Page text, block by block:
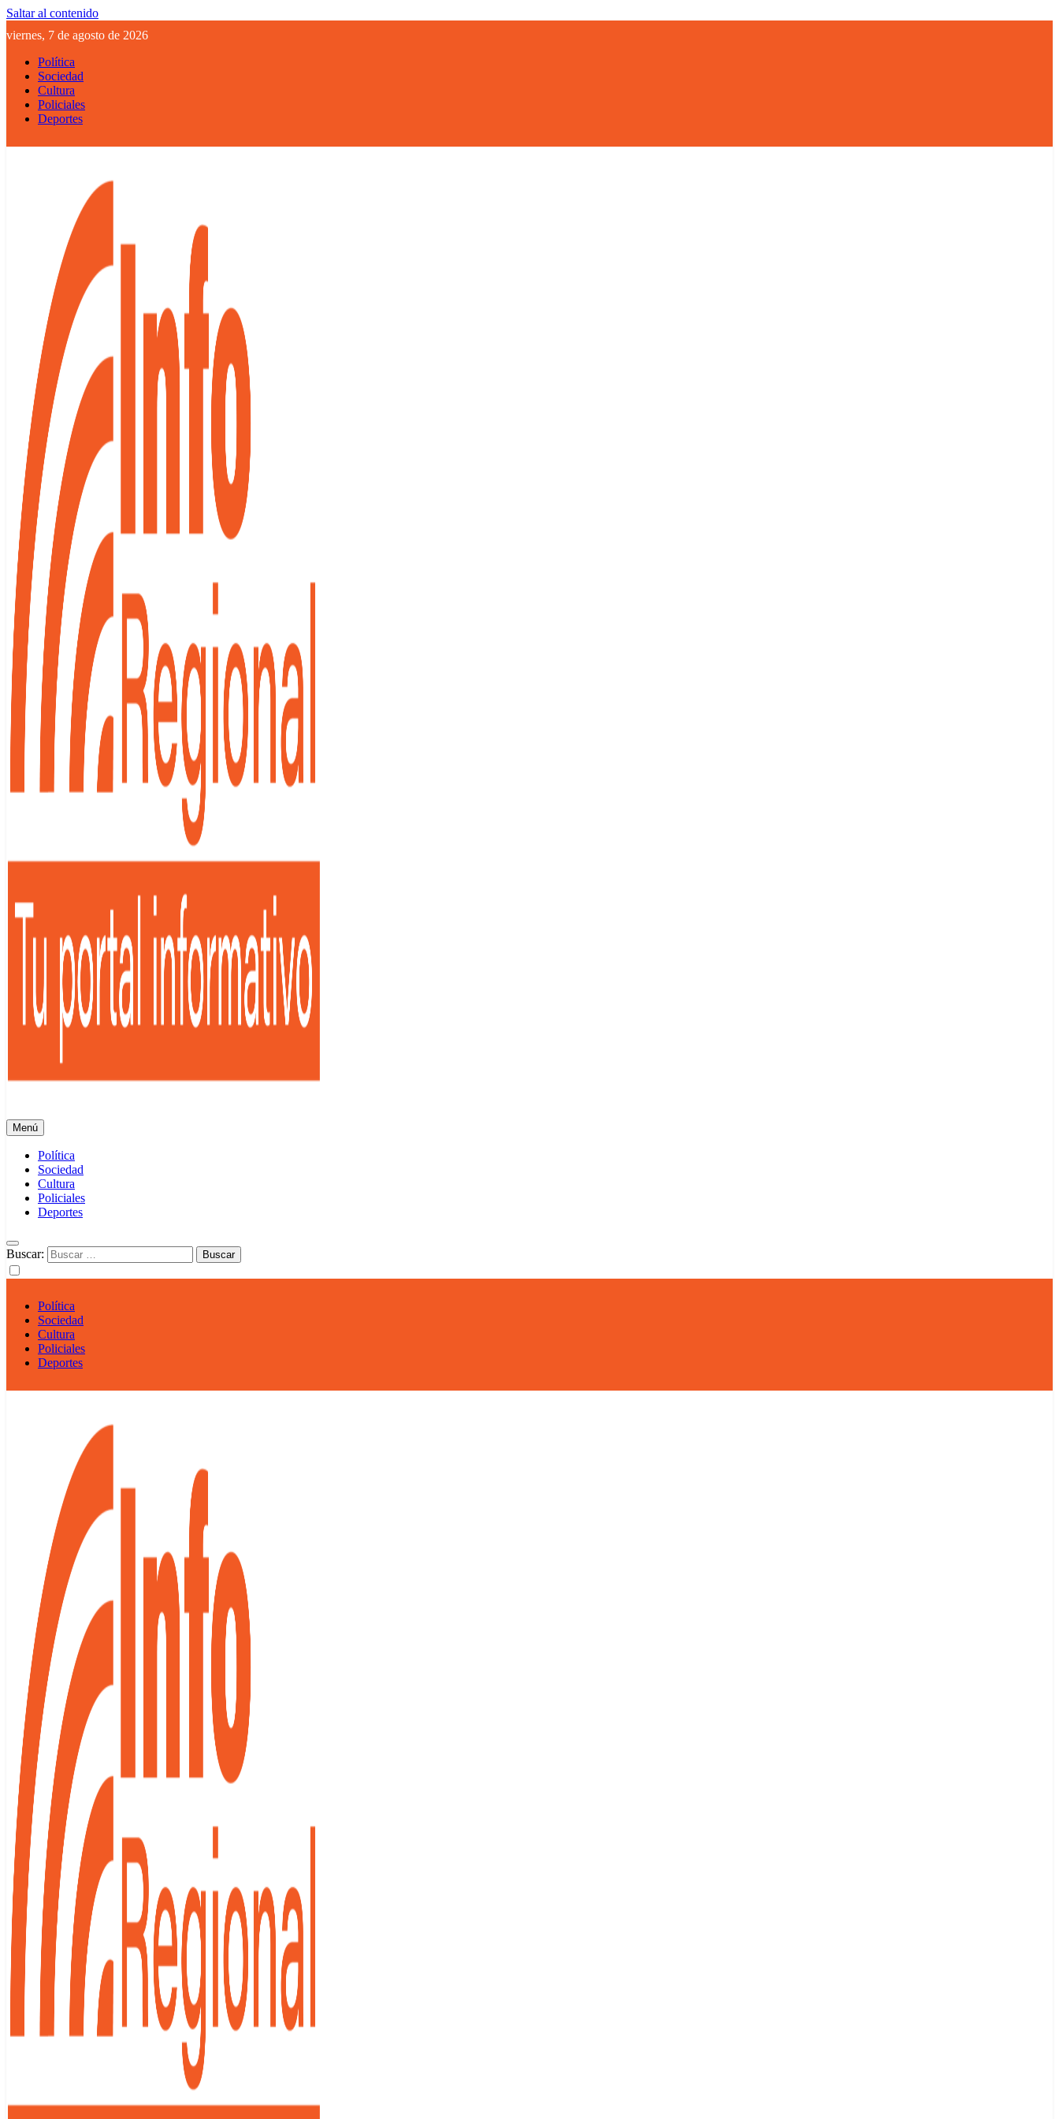
Saltar al contenido
viernes, 7 de agosto de 2026
Política
Sociedad
Cultura
Policiales
Deportes
Menú
Política
Sociedad
Cultura
Policiales
Deportes
Buscar:
Política
Sociedad
Cultura
Policiales
Deportes